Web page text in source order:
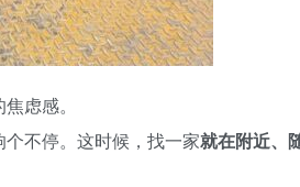
虑感。
不停。这时候，找一家就在附近、